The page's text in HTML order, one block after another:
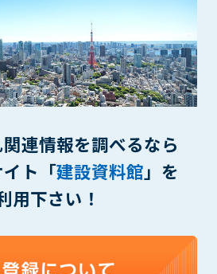
連情報を調べるなら
ト「建設資料館」を
用下さい！
上で以下の行為をしないものとしま
著作権、その他知的所有権を侵害す
財産、プライバシー等を侵害する行
誹謗中傷する行為
ログラム等を送信又は書き込む行為
る行為
い営利を目的とした行為
行為
行為